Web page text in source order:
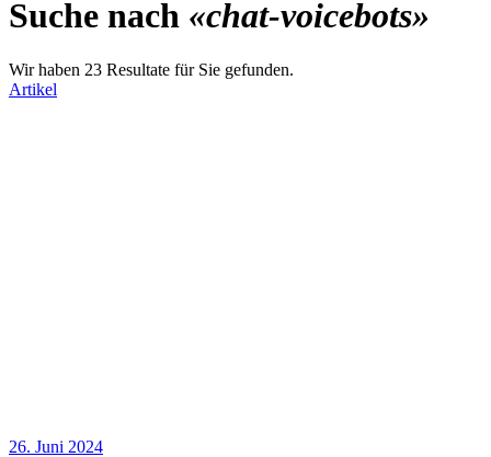
Suche nach «chat-voicebots»
Wir haben 23 Resultate für Sie gefunden.
Artikel
26. Juni 2024